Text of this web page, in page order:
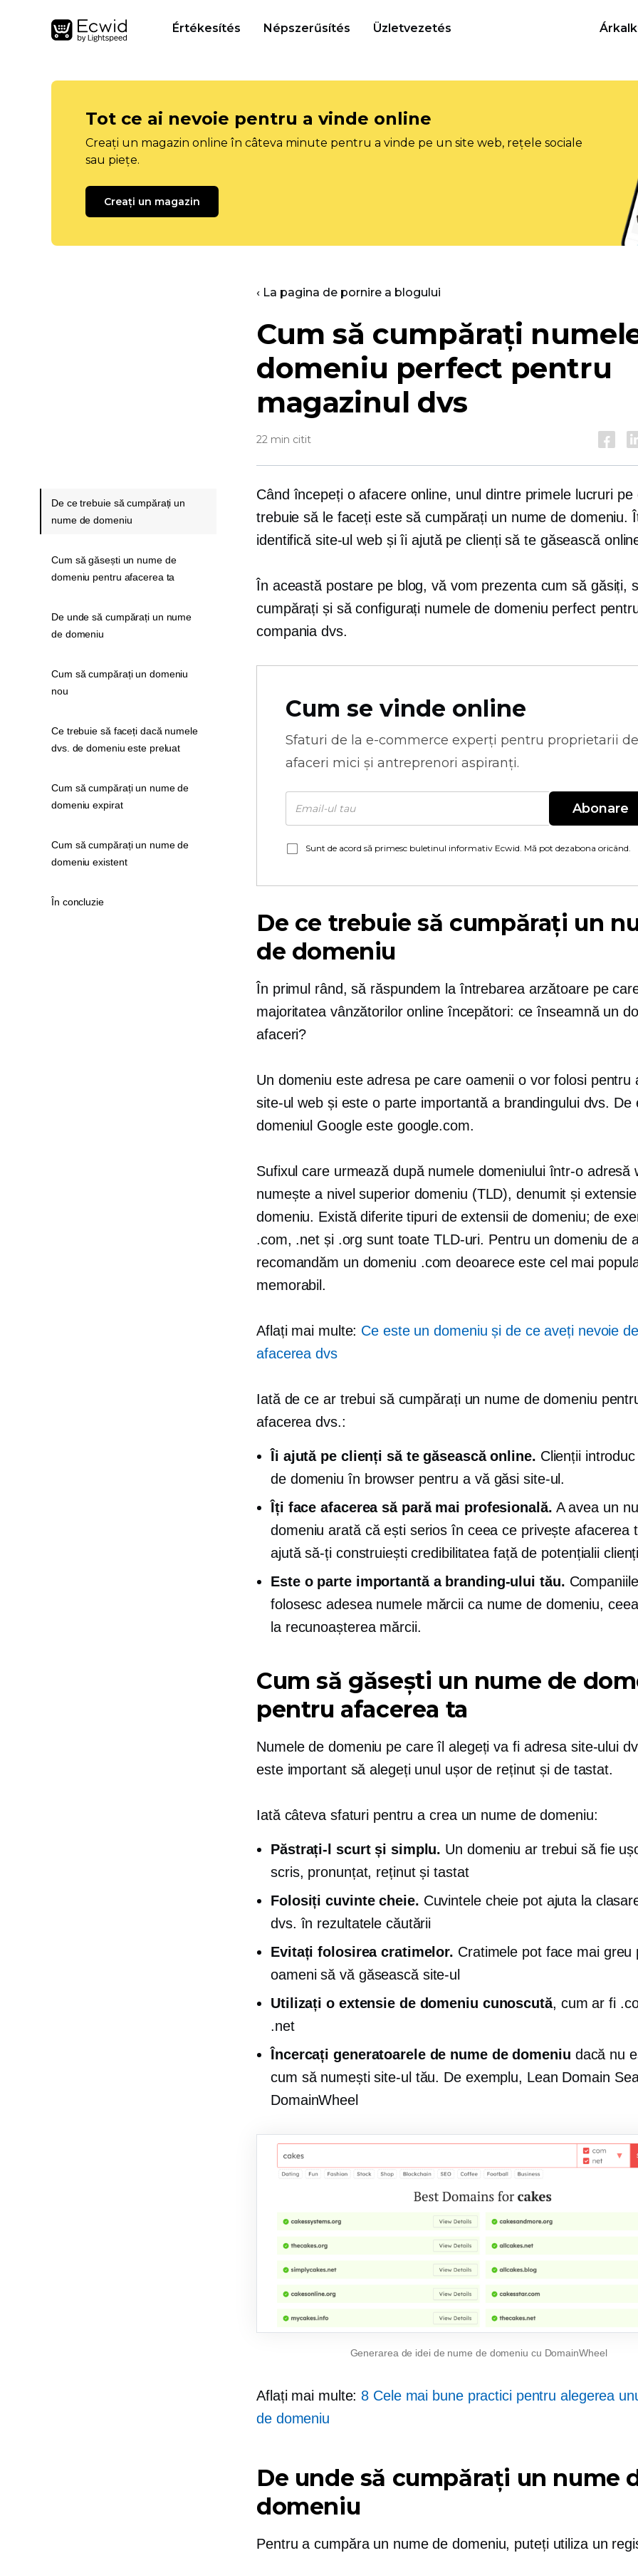
Értékesítés Népszerűsítés Üzletvezetés
Tot ce ai nevoie pentru a vinde online
Creați un magazin online în câteva minute pentru a vinde pe un site web, rețele sociale
sau piețe.
Creați un magazin
‹ La pagina de pornire a blogului
Cum să cumpărați
domeniu perfect pentru
magazinul dvs
22 min citit
Când începeți o afacere online, unul dintre primele lucruri pe
trebuie să le faceți este să cumpărați un nume de domeniu.
identifică site-ul web și îi ajută pe clienți să te găsească
În această postare pe blog, vă vom prezenta cum să găsiți,
cumpărați și să configurați numele de domeniu perfect
compania dvs.
Cum se vinde online
Sfaturi de la e-commerce experți pentru proprietarii de
afaceri mici și antreprenori aspiranți.
Abonare
Sunt de acord să primesc buletinul informativ Ecwid. Mă pot dezabona oricând.
De ce trebuie să cumpărați un
de domeniu
În primul rând, să răspundem la întrebarea arzătoare pe
majoritatea vânzătorilor online începători: ce înseamnă un
afaceri?
Un domeniu este adresa pe care oamenii o vor folosi pentru
site-ul web și este o parte importantă a brandingului dvs. De
domeniul Google este google.com.
Sufixul care urmează după numele domeniului într-o adresă
numește a nivel superiordomeniu (TLD), denumit și
domeniu. Există diferite tipuri de extensii de domeniu; de
.com, .net și .org sunt toate TLD-uri. Pentru un domeniu de
recomandăm un domeniu .com deoarece este cel mai
memorabil.
Aflați mai multe: Ce este un domeniu și de ce aveți nevoie
afacerea dvs
Iată de ce ar trebui să cumpărați un nume de domeniu
afacerea dvs.:
Îi ajută pe clienți să te găsească online. Clienții
de domeniu în browser pentru a vă găsi site-ul.
Îți face afacerea să pară mai profesională. A avea un
domeniu arată că ești serios în ceea ce privește afacerea
ajută să-ți construiești credibilitatea față de potențialii
Este o parte importantă a branding-ului tău.
folosesc adesea numele mărcii ca nume de domeniu,
la recunoașterea mărcii.
Cum să găsești un nume de
pentru afacerea ta
Numele de domeniu pe care îl alegeți va fi adresa site-ului
este important să alegeți unul ușor de reținut și de tastat.
Iată câteva sfaturi pentru a crea un nume de domeniu:
Păstrați-l scurt și simplu. Un domeniu ar trebui să fie
scris, pronunțat, reținut și tastat
Folosiți cuvinte cheie. Cuvintele cheie pot ajuta la
dvs. în rezultatele căutării
Evitați folosirea cratimelor. Cratimele pot face mai greu
oameni să vă găsească site-ul
Utilizați o extensie de domeniu cunoscută, cum ar fi
.net
Încercați generatoarele de nume de domeniu dacă nu
cum să numești site-ul tău. De exemplu, Lean Domain
DomainWheel
Generarea de idei de nume de domeniu cu DomainWheel
Aflați mai multe: 8 Cele mai bune practici pentru alegerea
de domeniu
De unde să cumpărați un nume
domeniu
Pentru a cumpăra un nume de domeniu, puteți utiliza un
De ce trebuie să cumpărați un
nume de domeniu
Cum să găsești un nume de
domeniu pentru afacerea ta
De unde să cumpărați un nume
de domeniu
Cum să cumpărați un domeniu
nou
Ce trebuie să faceți dacă numele
dvs. de domeniu este preluat
Cum să cumpărați un nume de
domeniu expirat
Cum să cumpărați un nume de
domeniu existent
În concluzie